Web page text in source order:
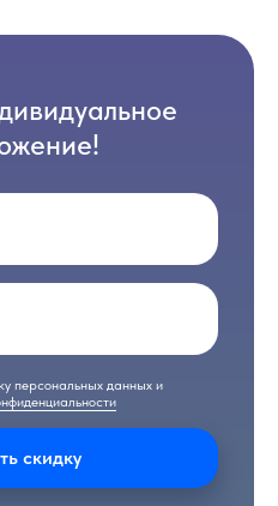
персональных данных и
скидку